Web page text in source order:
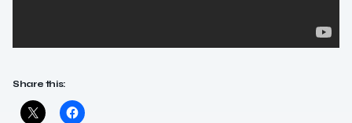
Share this: